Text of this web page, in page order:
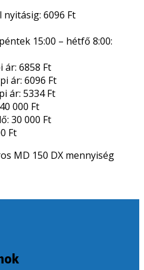
6096 Ft
15:00 – hétfő 8:00:
6858 Ft
ár: 6096 Ft
ár: 5334 Ft
000 Ft
30 000 Ft
Ft
MD 150 DX mennyiség